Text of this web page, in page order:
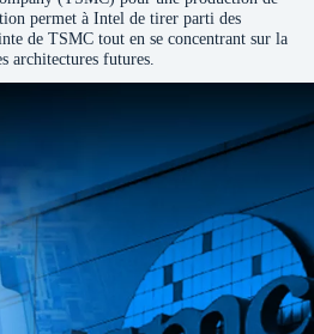
permet à Intel de tirer parti des
de TSMC tout en se concentrant sur la
architectures futures.